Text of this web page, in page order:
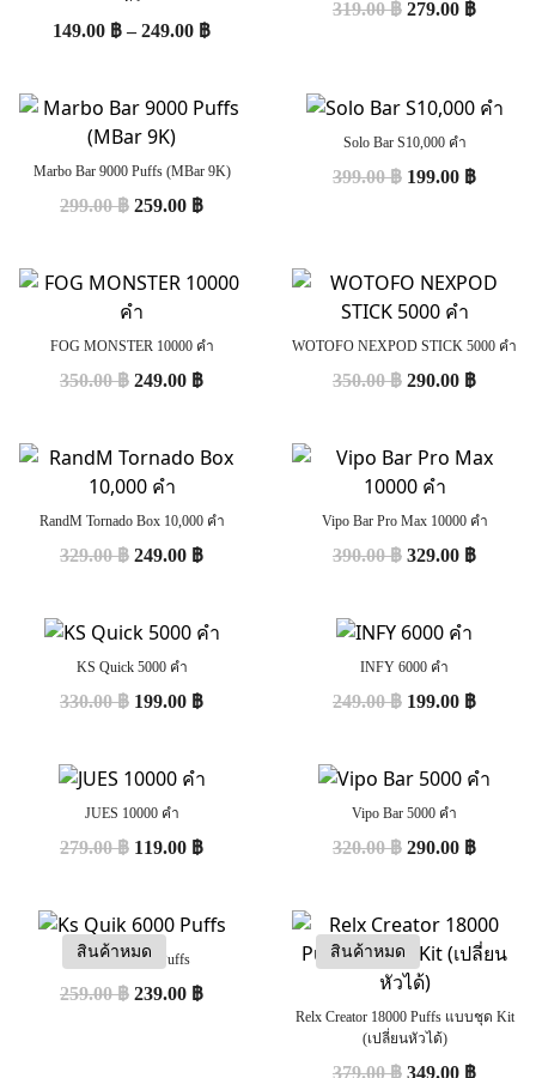
149.00 ฿–249.00 ฿
319.00฿ 279.00 ฿
Marbo Bar 9000 Puffs (MBar 9K)
299.00฿ 259.00 ฿
Solo Bar S10,000 คำ
399.00฿ 199.00 ฿
FOG MONSTER 10000 คำ
350.00฿ 249.00 ฿
WOTOFO NEXPOD STICK 5000 คำ
350.00฿ 290.00 ฿
RandM Tornado Box 10,000 คำ
329.00฿ 249.00 ฿
Vipo Bar Pro Max 10000 คำ
390.00฿ 329.00 ฿
KS Quick 5000 คำ
330.00฿ 199.00 ฿
INFY 6000 คำ
249.00฿ 199.00 ฿
JUES 10000 คำ
279.00฿ 119.00 ฿
Vipo Bar 5000 คำ
320.00฿ 290.00 ฿
สินค้าหมด
Ks Quik 6000 Puffs
259.00฿ 239.00 ฿
สินค้าหมด
Relx Creator 18000 Puffs แบบชุด Kit
(เปลี่ยนหัวได้)
379.00฿ 349.00 ฿